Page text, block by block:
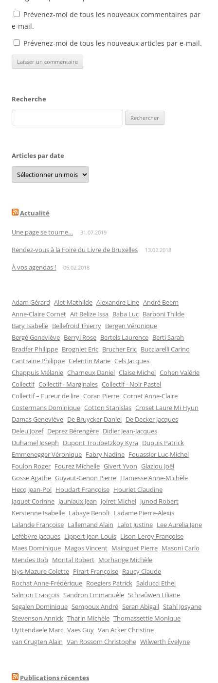
Prévenez-moi de tous les nouveaux commentaires par
e-mail.
Prévenez-moi de tous les nouveaux articles par e-mail.
Recherche
Articles par date
Articles
par
date
Actualité
Une page se tourne… 31.07.2019
Rendez-vous à la Foire du Livre de Bruxelles 13.02.2018
À vos agendas ! 06.02.2018
Adam Gérard Alet Mathilde Alexandre Line André Beem
Anne-Claire Cornet Aït Belize Issa Baba Luc Barboni Thilde
Bary Isabelle Bellefroid Thierry Bergen Véronique
Bergé Geneviève Berryl Rose Bertels Laurence Berti Sarah
Bradfer Philippe Brogniet Eric Brucher Eric Bucciarelli Carino
Cantraine Philippe Celentin Marie Cels Jacques
Chappuis Mélanie Charneux Daniel Claise Michel Cohen Valérie
Collectif Collectif - Marginales Collectif - Noir Pastel
Collectif – Fureur de lire Coran Pierre Cornet Anne-Claire
Costermans Dominique Cotton Stanislas Croset Laure Mi Hyun
Damas Geneviève De Bruycker Daniel De Decker Jacques
Deleu Jozef Deprez Bérengère Didier Jean-Jacques
Duhamel Joseph Dupont Troubetzkoy Kyra Dupuis Patrick
Emmenegger Véronique Fabry Nadine Fouassier Luc-Michel
Foulon Roger Fourez Michelle Givert Yvon Glaziou Joël
Gosse Agathe Guyaut-Genon Pierre Hamesse Anne-Michèle
Hecq Jean-Pol Houdart Françoise Houriet Claudine
Jaquet Corinne Jauniaux Jean Joiret Michel Junod Robert
Kerstenne Isabelle Labaye Benoît Ladame Pierre-Alexis
Lalande Françoise Lallemand Alain Lalot Justine Lee Aurelia Jane
Lefèbvre Jacques Lippert Jean-Louis Lison-Leroy Françoise
Maes Dominique Magos Vincent Mainguet Pierre Masoni Carlo
Mendes Bob Montal Robert Morhange Michèle
Nys-Mazure Colette Pirart Françoise Raucy Claude
Rochat Anne-Frédérique Roegiers Patrick Salducci Ethel
Salmon François Sandron Emmanuèle Schraûwen Liliane
Segalen Dominique Sempoux André Seran Abigail Stahl Josyane
Stevenson Annick Tharin Michèle Thomassettie Monique
Uyttendaele Marc Vaes Guy Van Acker Christine
van Crugten Alain Van Rossom Christophe Wilwerth Évelyne
Publications récentes